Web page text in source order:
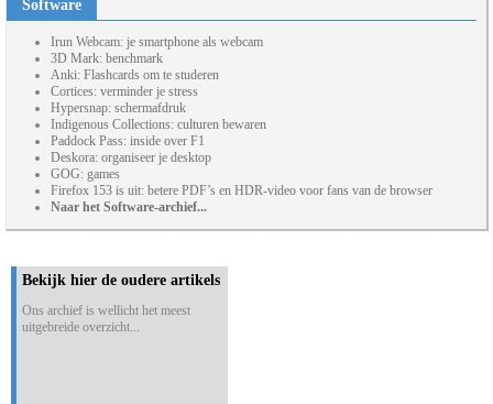
Software
Irun Webcam: je smartphone als webcam
3D Mark: benchmark
Anki: Flashcards om te studeren
Cortices: verminder je stress
Hypersnap: schermafdruk
Indigenous Collections: culturen bewaren
Paddock Pass: inside over F1
Deskora: organiseer je desktop
GOG: games
Firefox 153 is uit: betere PDF’s en HDR-video voor fans van de browser
Naar het Software-archief...
Bekijk hier de oudere artikels
Ons archief is wellicht het meest
uitgebreide overzicht...